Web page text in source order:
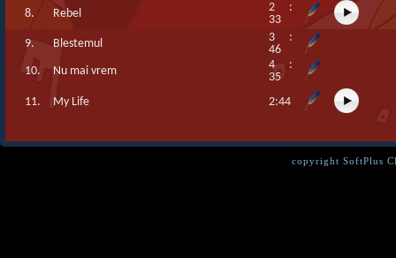
8. Rebel
2 :
33
9.
Blestemul
3 :
46
10.
Nu mai vrem
4 :
35
11.
My Life 2:44
copyright SoftPlus